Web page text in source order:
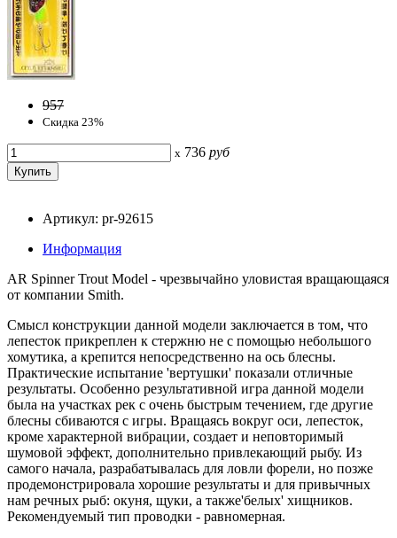
957
Скидка 23%
x 736 руб
Артикул: pr-92615
Информация
AR Spinner Trout Model - чрезвычайно уловистая вращающаяся
от компании Smith.
Смысл конструкции данной модели заключается в том, что
лепесток прикреплен к стержню не с помощью небольшого
хомутика, а крепится непосредственно на ось блесны.
Практические испытание 'вертушки' показали отличные
результаты. Особенно результативной игра данной модели
была на участках рек с очень быстрым течением, где другие
блесны сбиваются с игры. Вращаясь вокруг оси, лепесток,
кроме характерной вибрации, создает и неповторимый
шумовой эффект, дополнительно привлекающий рыбу. Из
самого начала, разрабатывалась для ловли форели, но позже
продемонстрировала хорошие результаты и для привычных
нам речных рыб: окуня, щуки, а также'белых' хищников.
Рекомендуемый тип проводки - равномерная.